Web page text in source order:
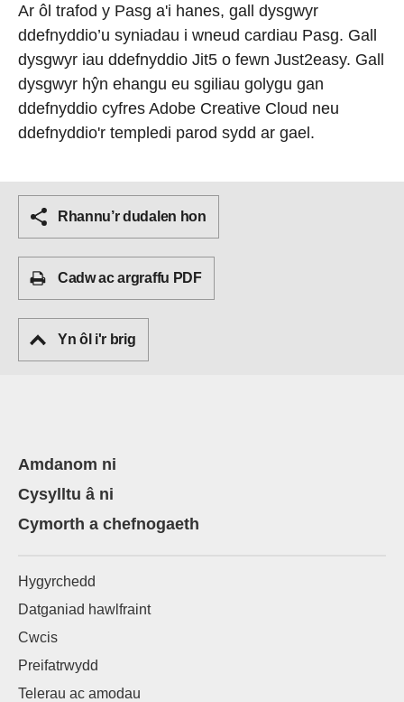
Ar ôl trafod y Pasg a'i hanes, gall dysgwyr
ddefnyddio’u syniadau i wneud cardiau Pasg. Gall
dysgwyr iau ddefnyddio Jit5 o fewn Just2easy. Gall
dysgwyr hŷn ehangu eu sgiliau golygu gan
ddefnyddio cyfres Adobe Creative Cloud neu
ddefnyddio'r templedi parod sydd ar gael.
Rhannu’r dudalen hon
Cadw ac argraffu PDF
Yn ôl i'r brig
Amdanom ni
Cysylltu â ni
Cymorth a chefnogaeth
Hygyrchedd
Datganiad hawlfraint
Cwcis
Preifatrwydd
Telerau ac amodau